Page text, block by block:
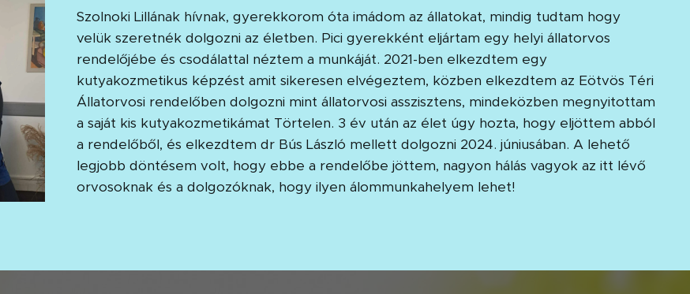
Szolnoki Lillának hívnak, gyerekkorom óta imádom az állatokat, mindig tudtam hogy
velük szeretnék dolgozni az életben. Pici gyerekként eljártam egy helyi állatorvos
rendelőjébe és csodálattal néztem a munkáját. 2021-ben elkezdtem egy
kutyakozmetikus képzést amit sikeresen elvégeztem, közben elkezdtem az Eötvös Téri
Állatorvosi rendelőben dolgozni mint állatorvosi asszisztens, mindeközben megnyitottam
a saját kis kutyakozmetikámat Törtelen. 3 év után az élet úgy hozta, hogy eljöttem abból
a rendelőből, és elkezdtem dr Bús László mellett dolgozni 2024. júniusában. A lehető
legjobb döntésem volt, hogy ebbe a rendelőbe jöttem, nagyon hálás vagyok az itt lévő
orvosoknak és a dolgozóknak, hogy ilyen álommunkahelyem lehet!